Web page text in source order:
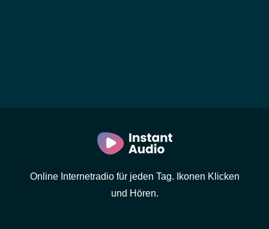
Online Internetradio für jeden Tag. Ikonen Klicken
und Hören.